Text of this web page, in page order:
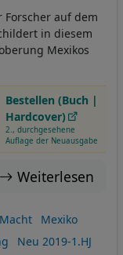
auf dem
in diesem
Mexikos
Bestellen (Buch |
Hardcover)
2., durchgesehene
Auflage der Neuausgabe
Weiterlesen
Macht
Mexiko
Neu 2019-1.HJ